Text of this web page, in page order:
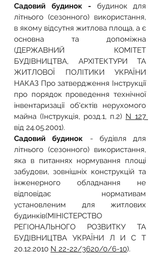
Садовий будинок - будинок для
літнього (сезонного) використання,
в якому відсутня житлова площа, а є
основна та допоміжна
(ДЕРЖАВНИЙ КОМІТЕТ
БУДІВНИЦТВА, АРХІТЕКТУРИ ТА
ЖИТЛОВОЇ ПОЛІТИКИ УКРАЇНИ
НАКАЗ Про затвердження Інструкції
про порядок проведення технічної
інвентаризації об'єктів нерухомого
майна (Інструкція, розд.1, п.2)
від 24.05.2001).
Садовий будинок - будівля для
літнього (сезонного) використання,
яка в питаннях нормування площі
забудови, зовнішніх конструкцій та
інженерного обладнання не
відповідає нормативам
установленим для житлових
будинків(МІНІСТЕРСТВО
РЕГІОНАЛЬНОГО РОЗВИТКУ ТА
БУДІВНИЦТВА УКРАЇНИ Л И С Т
20.12.2010 N 22-22/3620/0/6-10).